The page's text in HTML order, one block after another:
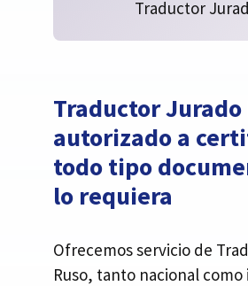
Traductor
Traductor Jurado
autorizado a
todo tipo
lo requiera
Ofrecemos servicio de
Ruso, tanto nacional